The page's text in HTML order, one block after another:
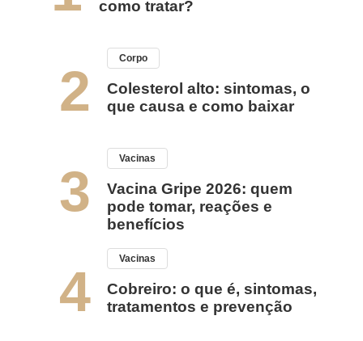
como tratar?
2
Corpo
Colesterol alto: sintomas, o
que causa e como baixar
3
Vacinas
Vacina Gripe 2026: quem
pode tomar, reações e
benefícios
4
Vacinas
Cobreiro: o que é, sintomas,
tratamentos e prevenção